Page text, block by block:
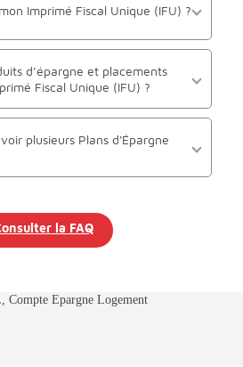
Imprimé Fiscal Unique (IFU) ?
d’épargne et placements
Fiscal Unique (IFU) ?
plusieurs Plans d'Épargne
la FAQ